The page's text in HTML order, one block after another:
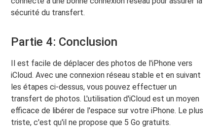
sécurité du transfert.
Partie 4: Conclusion
Il est facile de déplacer des photos de l'iPhone vers
iCloud. Avec une connexion réseau stable et en suivant
les étapes ci-dessus, vous pouvez effectuer un
transfert de photos. L'utilisation d'iCloud est un moyen
efficace de libérer de l'espace sur votre iPhone. Le plus
triste, c'est qu'il ne propose que 5 Go gratuits.